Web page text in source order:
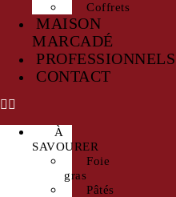
Coffrets
MAISON
MARCADÉ
PROFESSIONNELS
CONTACT
À
SAVOURER
Foie
gras
Pâtés